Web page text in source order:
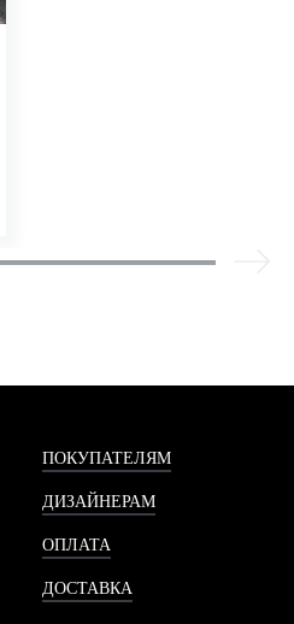
ПОКУПАТЕЛЯМ
ДИЗАЙНЕРАМ
ОПЛАТА
ДОСТАВКА